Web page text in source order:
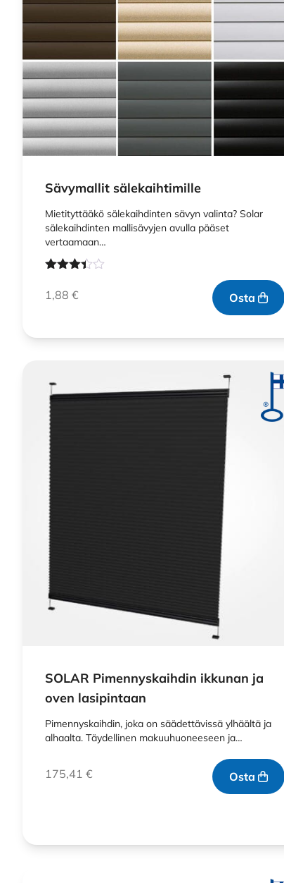
Sävymallit sälekaihtimille
Mietityttääkö sälekaihdinten sävyn valinta? Solar
sälekaihdinten mallisävyjen avulla pääset
vertaamaan…
tuotteesta:
3.33/ 5
1,88 € Osta
SOLAR Pimennyskaihdin ikkunan ja
oven lasipintaan
Pimennyskaihdin, joka on säädettävissä ylhäältä ja
alhaalta. Täydellinen makuuhuoneeseen ja…
175,41 € Osta